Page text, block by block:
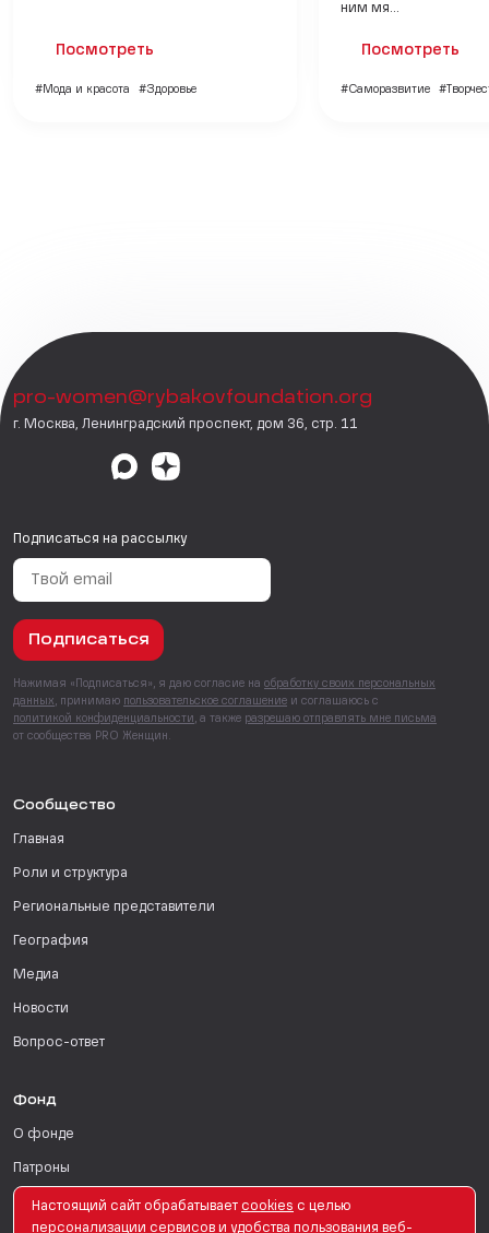
Посмотреть
#Мода и красота #Здоровье
ним мя...
Посмотреть
#Саморазвитие
pro-women@rybakovfoundation.org
г. Москва, Ленинградский проспект, дом 36, стр. 11
Подписаться на рассылку
Подписаться
Нажимая «Подписаться», я даю согласие на обработку своих персональных
данных , принимаю пользовательское соглашение и соглашаюсь с
политикой конфиденциальности , а также разрешаю отправлять мне письма
от сообщества PRO Женщин.
Сообщество
Главная
Роли и структура
Региональные представители
География
Медиа
Новости
Вопрос-ответ
Фонд
О фонде
Патроны
Поддержать
Настоящий сайт обрабатывает сookies с целью
персонализации сервисов и удобства пользования веб-